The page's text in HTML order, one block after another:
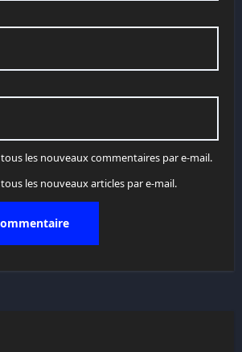
les nouveaux commentaires par e-mail.
les nouveaux articles par e-mail.